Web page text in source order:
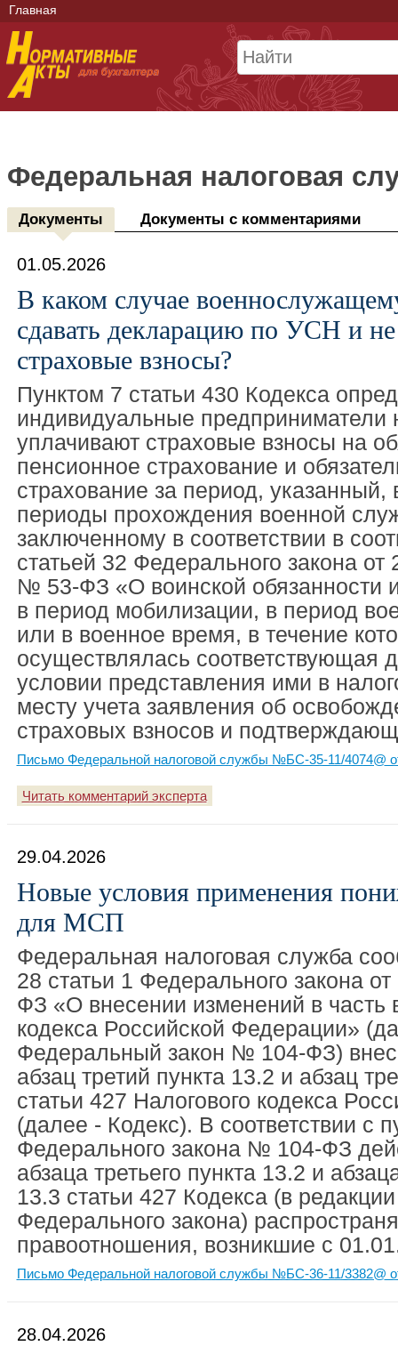
Главная
Федеральная налоговая
Документы Документы с комментариями
01.05.2026
В каком случае
сдавать декларацию по УСН и не
страховые взносы?
Пунктом 7 статьи 430 Кодекса
индивидуальные предприниматели
уплачивают страховые взносы на
пенсионное страхование и
страхование за период, указанный,
периоды прохождения военной
заключенному в соответствии в
статьей 32 Федерального закона от
№ 53-ФЗ «О воинской обязанности
в период мобилизации, в период
или в военное время, в течение
осуществлялась соответствующая
условии представления ими в
месту учета заявления об
страховых взносов и
Письмо Федеральной налоговой службы №БС-35-11/4074@
Читать комментарий эксперта
29.04.2026
Новые условия применения
для МСП
Федеральная налоговая служба
28 статьи 1 Федерального закона
ФЗ «О внесении изменений в часть
кодекса Российской Федерации»
Федеральный закон № 104-ФЗ)
абзац третий пункта 13.2 и абзац
статьи 427 Налогового кодекса
(далее - Кодекс). В соответствии с
Федерального закона № 104-ФЗ
абзаца третьего пункта 13.2 и
13.3 статьи 427 Кодекса (в
Федерального закона)
правоотношения, возникшие с
Письмо Федеральной налоговой службы №БС-36-11/3382@
28.04.2026